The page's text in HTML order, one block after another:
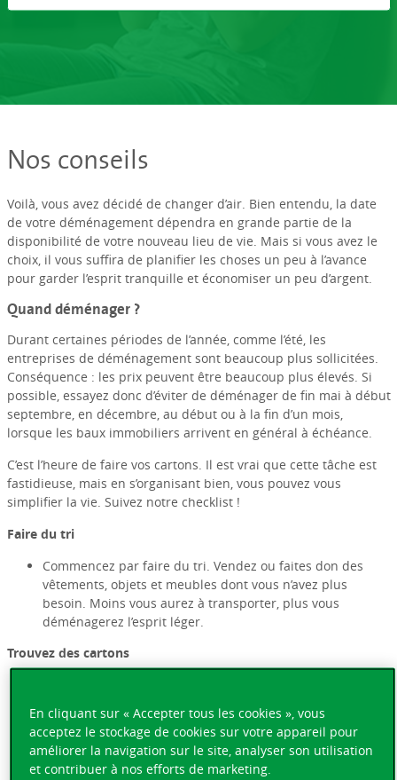
Nos conseils
Voilà, vous avez décidé de changer d’air. Bien entendu, la date
de votre déménagement dépendra en grande partie de la
disponibilité de votre nouveau lieu de vie. Mais si vous avez le
choix, il vous suffira de planifier les choses un peu à l’avance
pour garder l’esprit tranquille et économiser un peu d’argent.
Quand déménager ?
Durant certaines périodes de l’année, comme l’été, les
entreprises de déménagement sont beaucoup plus sollicitées.
Conséquence : les prix peuvent être beaucoup plus élevés. Si
possible, essayez donc d’éviter de déménager de fin mai à début
septembre, en décembre, au début ou à la fin d’un mois,
lorsque les baux immobiliers arrivent en général à échéance.
C’est l’heure de faire vos cartons. Il est vrai que cette tâche est
fastidieuse, mais en s’organisant bien, vous pouvez vous
simplifier la vie. Suivez notre checklist !
Faire du tri
Commencez par faire du tri. Vendez ou faites don des
vêtements, objets et meubles dont vous n’avez plus
besoin. Moins vous aurez à transporter, plus vous
déménagerez l’esprit léger.
Trouvez des cartons
cartons). Ensuite, rendez-vous au supermarché pour faire
un stock de cartons de bananes, ou achetez vos cartons
dans un magasin de bricolage et d’ameublement.
En cliquant sur « Accepter tous les cookies », vous
acceptez le stockage de cookies sur votre appareil pour
améliorer la navigation sur le site, analyser son utilisation
et contribuer à nos efforts de marketing.